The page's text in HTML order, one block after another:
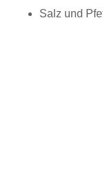
Salz und